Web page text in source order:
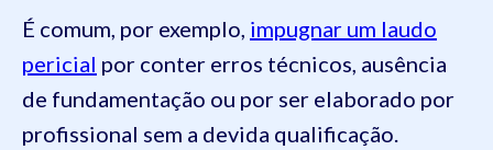
É comum, por exemplo, impugnar um laudo
pericial por conter erros técnicos, ausência
de fundamentação ou por ser elaborado por
profissional sem a devida qualificação.